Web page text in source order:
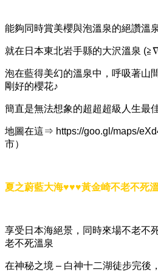
能夠同時賞美櫻與泡溫泉的絕讚溫
就在日本東北岩手縣的大沢溫泉
泡在藍得美幻的溫泉中，呼吸著山
剛好的櫻花♪
簡直是無法想象的超超超級人生最
地圖在這⇒ https://goo.gl/maps/
市）
夏之蔚藍大海♥♥♥黃金崎不老不死
享受日本海絕景，同時來場不老不
老不死溫泉
在神秘之境 – 白神十二湖徒步完後